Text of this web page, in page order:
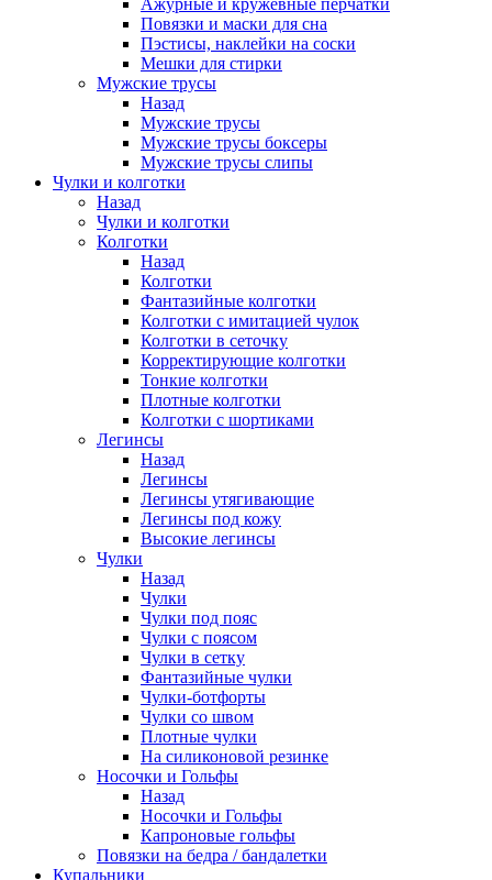
Ажурные и кружевные перчатки
Повязки и маски для сна
Пэстисы, наклейки на соски
Мешки для стирки
Мужские трусы
Назад
Мужские трусы
Мужские трусы боксеры
Мужские трусы слипы
Чулки и колготки
Назад
Чулки и колготки
Колготки
Назад
Колготки
Фантазийные колготки
Колготки с имитацией чулок
Колготки в сеточку
Корректирующие колготки
Тонкие колготки
Плотные колготки
Колготки с шортиками
Легинсы
Назад
Легинсы
Легинсы утягивающие
Легинсы под кожу
Высокие легинсы
Чулки
Назад
Чулки
Чулки под пояс
Чулки с поясом
Чулки в сетку
Фантазийные чулки
Чулки-ботфорты
Чулки со швом
Плотные чулки
На силиконовой резинке
Носочки и Гольфы
Назад
Носочки и Гольфы
Капроновые гольфы
Повязки на бедра / бандалетки
Купальники